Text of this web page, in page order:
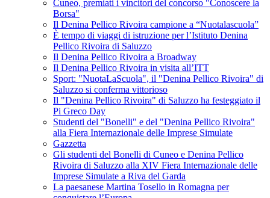
Cuneo, premiati i vincitori del concorso "Conoscere la
Borsa"
Il Denina Pellico Rivoira campione a “Nuotalascuola”
È tempo di viaggi di istruzione per l’Istituto Denina
Pellico Rivoira di Saluzzo
Il Denina Pellico Rivoira a Broadway
Il Denina Pellico Rivoira in visita all’ITT
Sport: "NuotaLaScuola", il "Denina Pellico Rivoira" di
Saluzzo si conferma vittorioso
Il "Denina Pellico Rivoira" di Saluzzo ha festeggiato il
Pi Greco Day
Studenti del "Bonelli" e del "Denina Pellico Rivoira"
alla Fiera Internazionale delle Imprese Simulate
Gazzetta
Gli studenti del Bonelli di Cuneo e Denina Pellico
Rivoira di Saluzzo alla XIV Fiera Internazionale delle
Imprese Simulate a Riva del Garda
La paesanese Martina Tosello in Romagna per